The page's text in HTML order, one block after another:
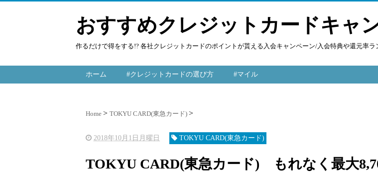
おすすめクレジットカードキャ
作るだけで得をする!? 各社クレジットカードのポイントが貰える入会キャンペーン/入会特典や還元率
ホーム #クレジットカードの選び方 #マイル
Home TOKYU CARD(東急カード)
2018年10月1日月曜日 TOKYU CARD(東急カード)
TOKYU CARD(東急カード) もれなく最大